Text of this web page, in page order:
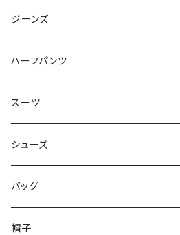
50/XL～
48/L
50/XL～
46/M
48/L
50/XL～
～44/S
46/M
48/L
50/XL～
ジーンズ
～44/S
46/M
48/L
50/XL～
ハーフパンツ
～44/S
46/M
48/L
50/XL～
スーツ
～44/S
46/M
48/L
シューズ
～25.5cm
26cm～
バッグ
帽子